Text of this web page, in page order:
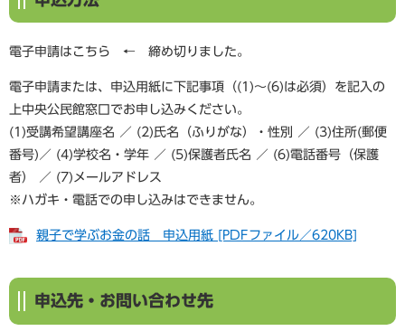
電子申請はこちら ← 締め切りました。
電子申請または、申込用紙に下記事項（(1)～(6)は必須）を記入の
上中央公民館窓口でお申し込みください。
(1)受講希望講座名 ／ (2)氏名（ふりがな）・性別 ／ (3)住所(郵便
番号)／ (4)学校名・学年 ／ (5)保護者氏名 ／ (6)電話番号（保護
者） ／ (7)メールアドレス
※ハガキ・電話での申し込みはできません。​
親子で学ぶお金の話 申込用紙 [PDFファイル／620KB]
申込先・お問い合わせ先